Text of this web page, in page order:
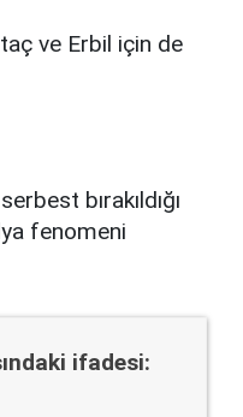
ve Erbil için de
bırakıldığı
fenomeni
ifadesi: